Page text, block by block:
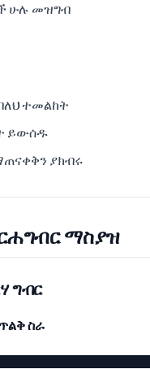
ሁሉ መዝግብ
ተመልከት
ይውሰዱ
ያክብሩ
ማስያዝ
ግብር
ስራ